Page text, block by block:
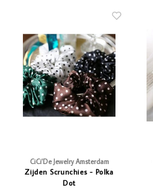
CiCi'De Jewelry Amsterdam
Zijden Scrunchies - Polka
Dot